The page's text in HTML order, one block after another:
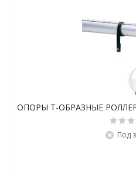
Под